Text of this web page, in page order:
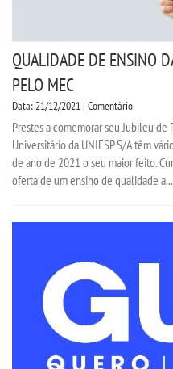
QUALIDADE DE ENSINO
PELO MEC
Data: 21/12/2021 | Comentário
Prestes a comemorar seu Jubileu
Universitário da UNIESP S/A têm
de ano de 2021 o seu maior feito.
oferta de um ensino de qualidade a...